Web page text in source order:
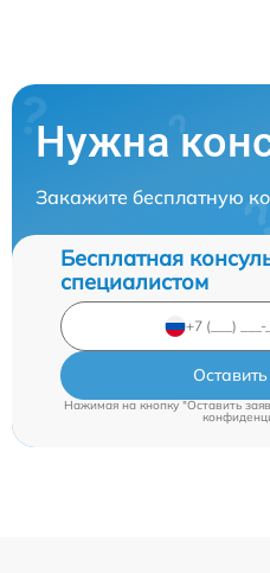
Нужна
Закажите бесплатную
Бесплатная
специалистом
Нажимая на кнопку "Оставить